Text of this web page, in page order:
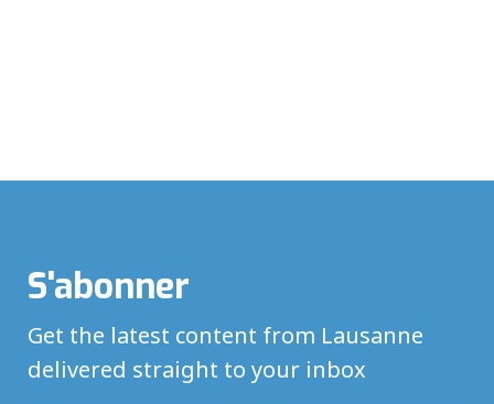
S'abonner
Get the latest content from Lausanne
delivered straight to your inbox